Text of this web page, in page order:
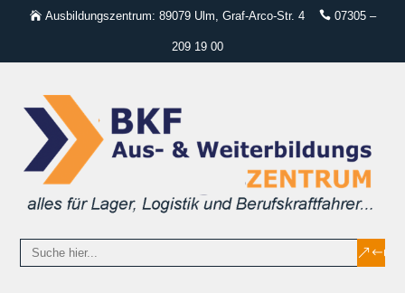
Ausbildungszentrum: 89079 Ulm, Graf-Arco-Str. 4 07305 –
209 19 00